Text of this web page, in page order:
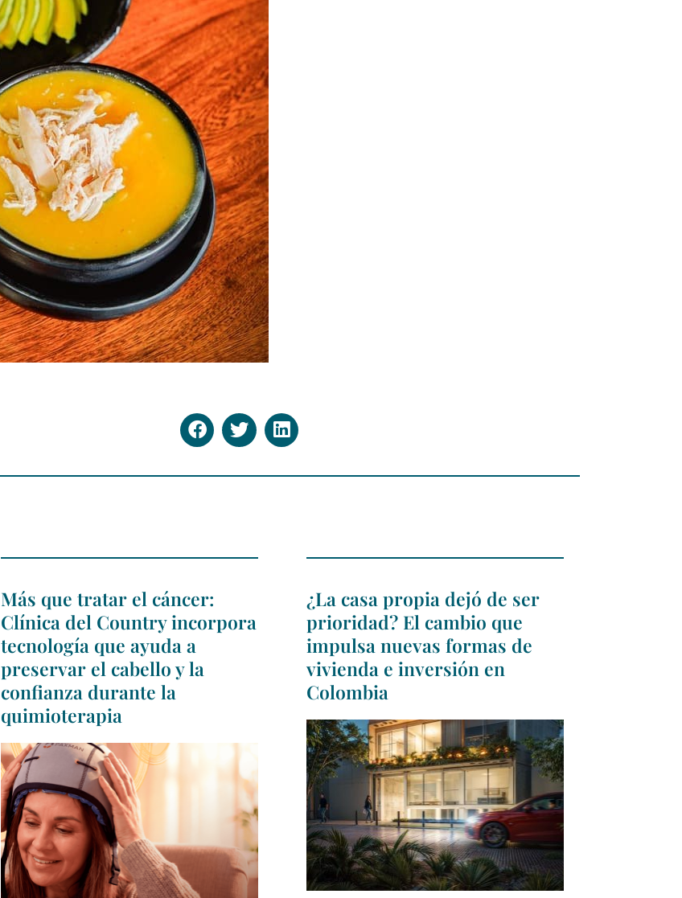
Más que tratar el cáncer:
Clínica del Country incorpora
tecnología que ayuda a
preservar el cabello y la
confianza durante la
quimioterapia
¿La casa propia dejó de ser
prioridad? El cambio que
impulsa nuevas formas de
vivienda e inversión en
Colombia